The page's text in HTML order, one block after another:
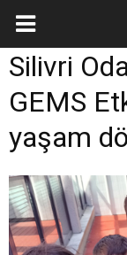
Silivri
GEMS
yaşam